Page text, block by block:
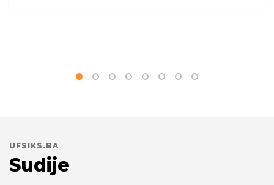
UFSIKS.BA
Sudije